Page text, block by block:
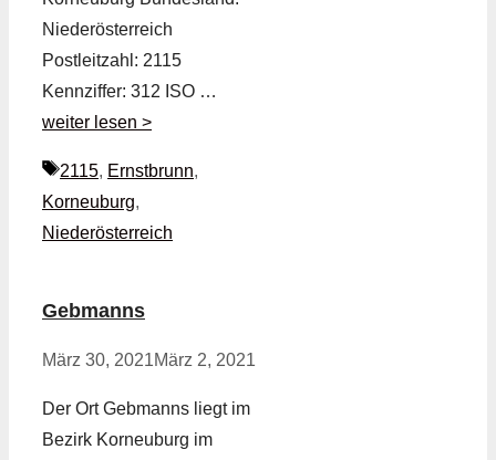
Niederösterreich
Postleitzahl: 2115
Kennziffer: 312 ISO …
weiter lesen >
Schlagwörter
2115, Ernstbrunn,
Korneuburg,
Niederösterreich
Gebmanns
März 30, 2021März 2, 2021
Der Ort Gebmanns liegt im
Bezirk Korneuburg im